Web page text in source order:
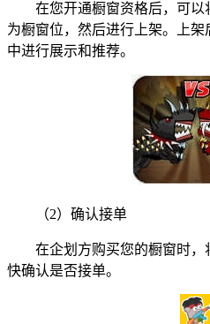
在您开通橱窗资格后，可以
为橱窗位，然后进行上架。上架
中进行展示和推荐。
（2）确认接单
在企划方购买您的橱窗时，
快确认是否接单。